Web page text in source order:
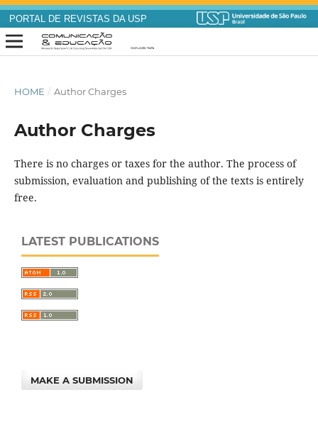
PORTAL DE REVISTAS DA USP
HOME / Author Charges
Author Charges
There is no charges or taxes for the author. The process of
submission, evaluation and publishing of the texts is entirely
free.
LATEST PUBLICATIONS
MAKE A SUBMISSION